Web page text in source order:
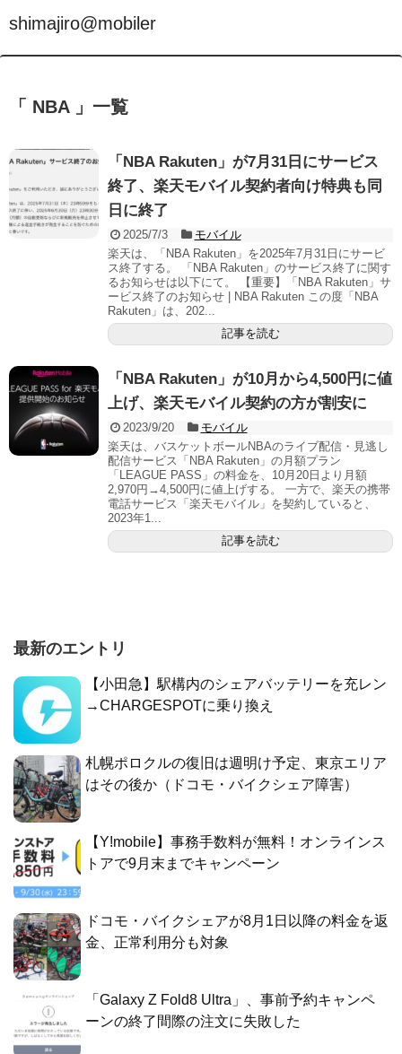
shimajiro@mobiler
「 NBA 」一覧
「NBA Rakuten」が7月31日にサービス
終了、楽天モバイル契約者向け特典も同
日に終了
2025/7/3
モバイル
楽天は、「NBA Rakuten」を2025年7月31日にサービ
ス終了する。 「NBA Rakuten」のサービス終了に関す
るお知らせは以下にて。 【重要】「NBA Rakuten」サ
ービス終了のお知らせ | NBA Rakuten この度「NBA
Rakuten」は、202...
記事を読む
「NBA Rakuten」が10月から4,500円に値
上げ、楽天モバイル契約の方が割安に
2023/9/20
モバイル
楽天は、バスケットボールNBAのライブ配信・見逃し
配信サービス「NBA Rakuten」の月額プラン
「LEAGUE PASS」の料金を、10月20日より月額
2,970円→4,500円に値上げする。 一方で、楽天の携帯
電話サービス「楽天モバイル」を契約していると、
2023年1...
記事を読む
最新のエントリ
【小田急】駅構内のシェアバッテリーを充レン
→CHARGESPOTに乗り換え
札幌ポロクルの復旧は週明け予定、東京エリア
はその後か（ドコモ・バイクシェア障害）
【Y!mobile】事務手数料が無料！オンラインス
トアで9月末までキャンペーン
ドコモ・バイクシェアが8月1日以降の料金を返
金、正常利用分も対象
「Galaxy Z Fold8 Ultra」、事前予約キャンペ
ーンの終了間際の注文に失敗した